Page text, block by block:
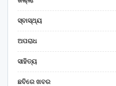
ସ୍ବାସ୍ଥ୍ୟ
ଅପରାଧ
ସାହିତ୍ୟ
ଛବିରେ ଖବର